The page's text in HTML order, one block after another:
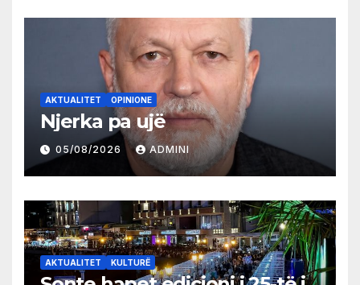
AKTUALITET OPINIONE
Njerka pa ujë
05/08/2026 ADMINI
AKTUALITET KULTURË